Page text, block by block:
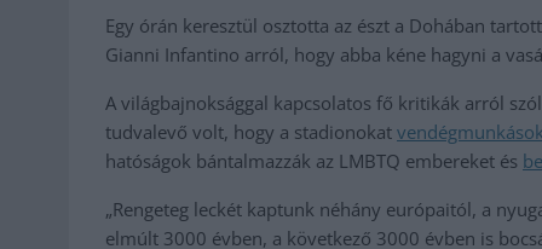
Egy órán keresztül osztotta az észt a Dohában
Gianni Infantino arról, hogy abba kéne hagyni a
A világbajnoksággal kapcsolatos fő kritikák arról
tudvalevő volt, hogy a stadionokat
hatóságok bántalmazzák az LMBTQ embereket és
„Rengeteg leckét kaptunk néhány európaitól, a
elmúlt 3000 évben, a következő 3000 évben is